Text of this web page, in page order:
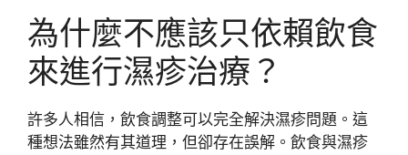
為什麼不應該只依賴飲食
來進行濕疹治療？
許多人相信，飲食調整可以完全解決濕疹問題。這
種想法雖然有其道理，但卻存在誤解。飲食與濕疹